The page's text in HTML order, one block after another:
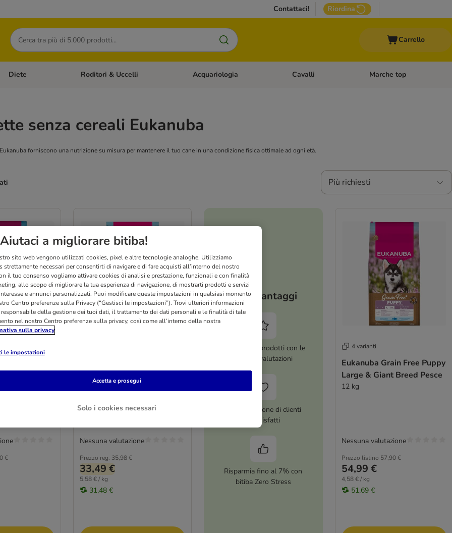
Contattaci! Riordina
Cerca
Carrello
Apri Menù Categoria: Cani
Diete Apri Menù Categoria: Diete
Roditori & Uccelli Apri Menù Categoria: Roditori & Uccelli
Acquariologia Apri Menù Categoria: Acquariologia
Cavalli Apri Menù Categoria: Cavalli
Marche top
senza cereali Eukanuba
forniscono una nutrizione su misura per mantenere il tuo cane in una condizione fisica ottimale ad ogni età.
Più richiesti
Free Adult
Breed
€ Prezzo reg. 35,98 €
33,49 €
5,58 € / kg
31,48 €
Nessuna valutazione
I tuoi vantaggi
Oltre 8.000 prodotti con le
migliori valutazioni
Più di 1 milione di clienti
soddisfatti
Risparmia fino al 7% con
bitiba Zero Stress
4 varianti
Eukanuba Grain Free Puppy
Large & Giant Breed Pesce
12 kg
Prezzo listino 57,90 €
54,99 €
4,58 € / kg
51,69 €
Nessuna valutazione
Aiutaci a migliorare bitiba!
sito web vengono utilizzati cookies, pixel e altre tecnologie analoghe. Utilizziamo
strettamente necessari per consentirti di navigare e di fare acquisti all’interno del nostro
il tuo consenso vogliamo attivare cookies di analisi e prestazione, funzionali e con finalità
allo scopo di migliorare la tua esperienza di navigazione, di mostrarti prodotti e servizi
e annunci personalizzati. Puoi modificare queste impostazioni in qualsiasi momento
Centro preferenze sulla Privacy (“Gestisci le impostazioni”). Trovi ulteriori informazioni
della gestione dei tuoi dati, il trattamento dei dati personali e le finalità di tale
nel nostro Centro preferenze sulla privacy, così come all’interno della nostra
sulla privacy
le impostazioni
Solo i cookies necessari
Accetta e prosegui